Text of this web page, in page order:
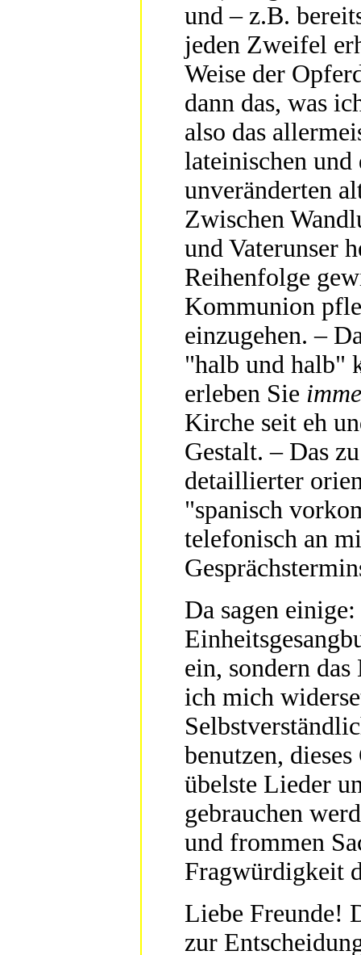
und – z.B.
jeden Zweifel
Weise der
dann das, was
also das
lateinischen und
unveränderten
Zwischen
und Vaterunser
Reihenfolge
Kommunion
einzugehen. –
"halb und halb"
erleben Sie
Kirche seit eh
Gestalt. – Das
detaillierter
"spanisch
telefonisch an
Da sagen
ein, sondern
ich mich
benutzen,
übelste Lieder
gebrauchen
und frommen
Fragwürdigkeit
Liebe Freunde!
zur